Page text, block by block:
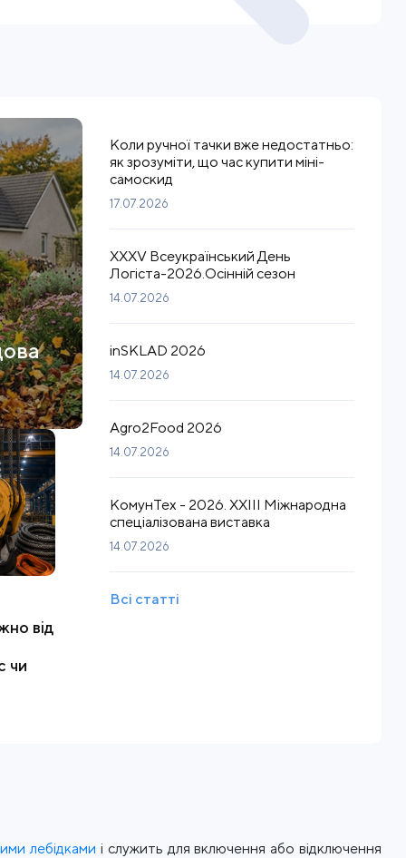
від
чи
Коли ручної тачки вже недостатньо:
як зрозуміти, що час купити міні-
самоскид
17.07.2026
XXXV Всеукраїнський День
Логіста-2026.Осінній сезон
14.07.2026
inSKLAD 2026
14.07.2026
Agro2Food 2026
14.07.2026
КомунТех - 2026. XXIII Міжнародна
спеціалізована виставка
14.07.2026
Всі статті
лебідками і служить для включення або відключення